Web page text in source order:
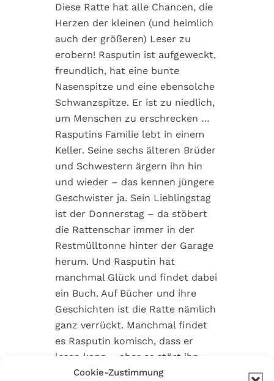
Cookie-Zustimmung
Diese Ratte hat alle Chancen, die
Herzen der kleinen (und heimlich
auch der größeren) Leser zu
erobern! Rasputin ist aufgeweckt,
freundlich, hat eine bunte
Nasenspitze und eine ebensolche
Schwanzspitze. Er ist zu niedlich,
um Menschen zu erschrecken …
Rasputins Familie lebt in einem
Keller. Seine sechs älteren Brüder
und Schwestern ärgern ihn hin
und wieder – das kennen jüngere
Geschwister ja. Sein Lieblingstag
ist der Donnerstag – da stöbert
die Rattenschar immer in der
Restmülltonne hinter der Garage
herum. Und Rasputin hat
manchmal Glück und findet dabei
ein Buch. Auf Bücher und ihre
Geschichten ist die Ratte nämlich
ganz verrückt. Manchmal findet
es Rasputin komisch, dass er
lesen kann – aber es stört ihn
nicht. Erst als er die Leseratte